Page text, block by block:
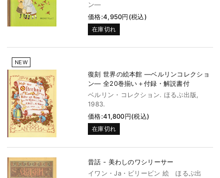
ン―
価格:4,950円(税込)
在庫切れ
NEW
復刻 世界の絵本館 ―ベルリンコレクショ
ン― 全20巻揃い＋付録・解説書付
ベルリン・コレクション. ほるぷ出版,
1983.
価格:41,800円(税込)
在庫切れ
昔話 - 美わしのワシリーサー
イワン・Ja・ビリービン 絵 ほるぷ出